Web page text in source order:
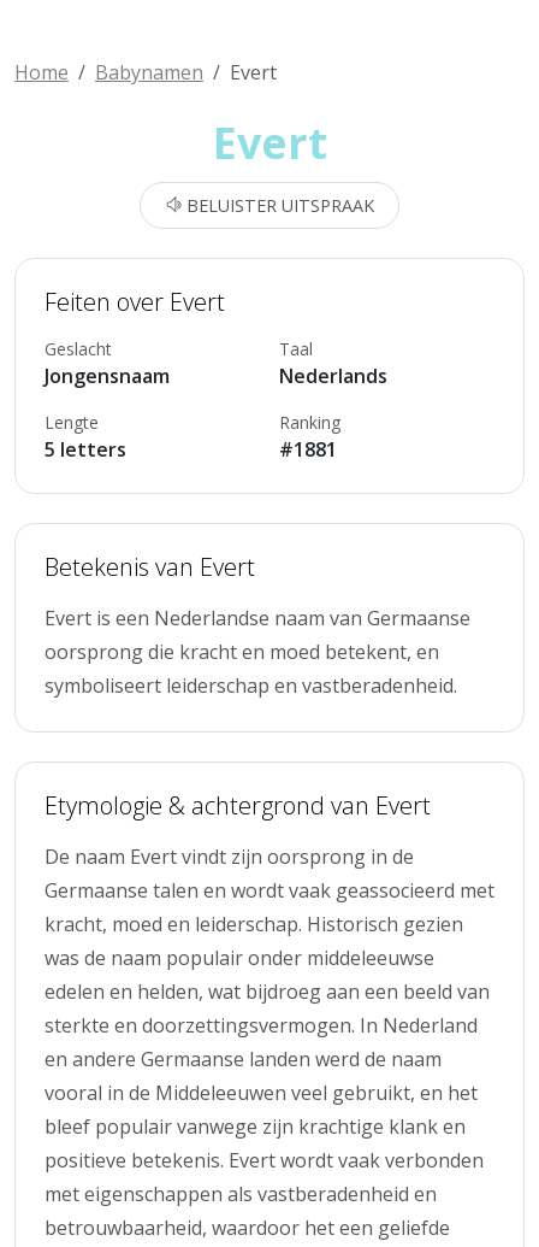
Home Babynamen Evert
Evert
BELUISTER UITSPRAAK
Feiten over Evert
Geslacht
Jongensnaam
Taal
Nederlands
Lengte
5 letters
Ranking
#1881
Betekenis van Evert
Evert is een Nederlandse naam van Germaanse
oorsprong die kracht en moed betekent, en
symboliseert leiderschap en vastberadenheid.
Etymologie & achtergrond van Evert
De naam Evert vindt zijn oorsprong in de
Germaanse talen en wordt vaak geassocieerd met
kracht, moed en leiderschap. Historisch gezien
was de naam populair onder middeleeuwse
edelen en helden, wat bijdroeg aan een beeld van
sterkte en doorzettingsvermogen. In Nederland
en andere Germaanse landen werd de naam
vooral in de Middeleeuwen veel gebruikt, en het
bleef populair vanwege zijn krachtige klank en
positieve betekenis. Evert wordt vaak verbonden
met eigenschappen als vastberadenheid en
betrouwbaarheid, waardoor het een geliefde